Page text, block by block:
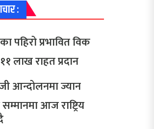
:
पहिरो प्रभावित विक
लाख राहत प्रदान
आन्दोलनमा ज्यान
आज राष्ट्रिय